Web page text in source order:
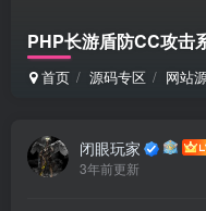
PHP长游盾防CC攻击
首页 源码专区 网站
闭眼玩家
3年前更新